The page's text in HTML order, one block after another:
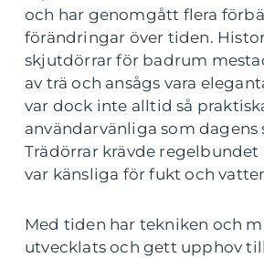
och har genomgått flera
förändringar över tiden.
skjutdörrar för badrum
av trä och ansågs vara
var dock inte alltid så
användarvänliga som dagens
Trädörrar krävde
var känsliga för fukt och
Med tiden har tekniken och
utvecklats och gett upphov